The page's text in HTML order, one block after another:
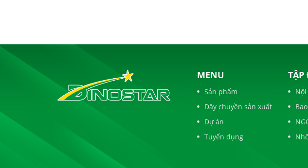
MENU
Sản phẩm
Dây chuyền sản xuất
Dự án
Tuyển dụng
TẬP